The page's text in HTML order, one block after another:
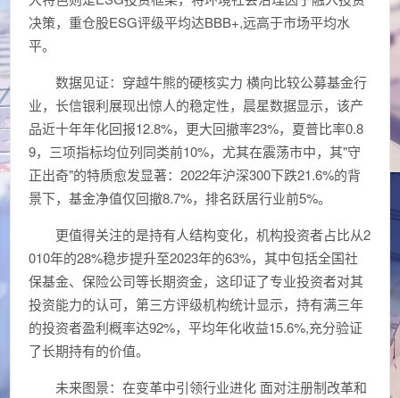
决策，重仓股ESG评级平均达BBB+,远高于市场平均水
平。
数据见证：穿越牛熊的硬核实力 横向比较公募基金行
业，长信银利展现出惊人的稳定性，晨星数据显示，该产
品近十年年化回报12.8%，更大回撤率23%，夏普比率0.8
9，三项指标均位列同类前10%，尤其在震荡市中，其"守
正出奇"的特质愈发显著：2022年沪深300下跌21.6%的背
景下，基金净值仅回撤8.7%，排名跃居行业前5%。
更值得关注的是持有人结构变化，机构投资者占比从2
010年的28%稳步提升至2023年的63%，其中包括全国社
保基金、保险公司等长期资金，这印证了专业投资者对其
投资能力的认可，第三方评级机构统计显示，持有满三年
的投资者盈利概率达92%，平均年化收益15.6%,充分验证
了长期持有的价值。
未来图景：在变革中引领行业进化 面对注册制改革和